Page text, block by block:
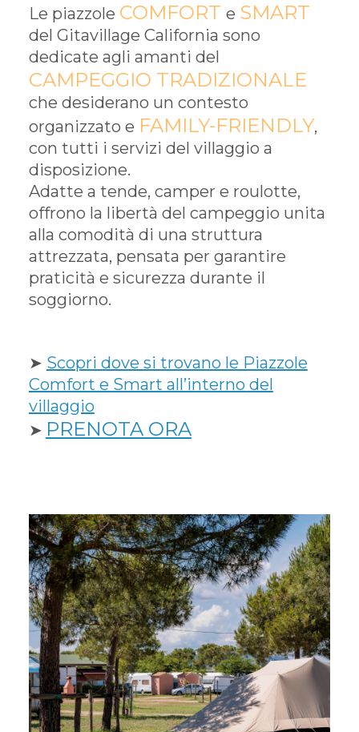
Le piazzole COMFORT e SMART
del Gitavillage California sono
dedicate agli amanti del
CAMPEGGIO TRADIZIONALE
che desiderano un contesto
organizzato e FAMILY-FRIENDLY,
con tutti i servizi del villaggio a
disposizione.
Adatte a tende, camper e roulotte,
offrono la libertà del campeggio unita
alla comodità di una struttura
attrezzata, pensata per garantire
praticità e sicurezza durante il
soggiorno.
➤ Scopri dove si trovano le Piazzole
Comfort e Smart all’interno del
villaggio
➤ PRENOTA ORA